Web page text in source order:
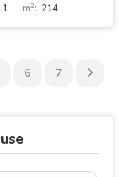
1 m2: 214
6 7